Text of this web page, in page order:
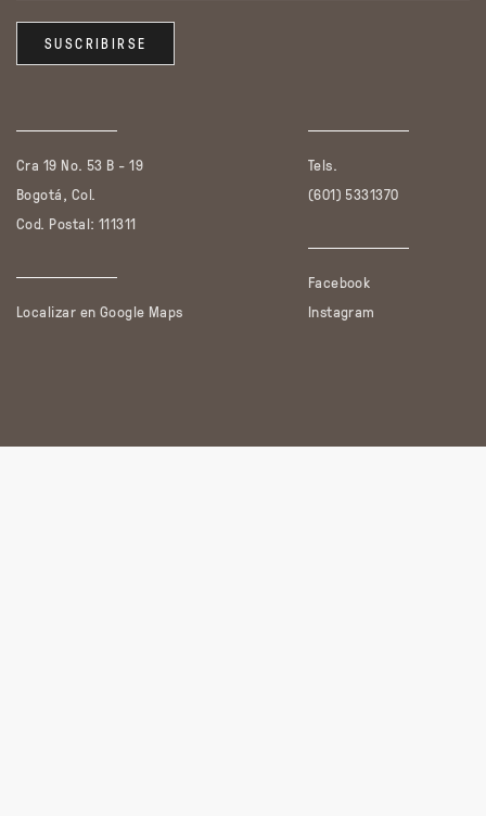
Cra 19 No. 53 B - 19
Bogotá, Col.
Cod. Postal: 111311
Localizar en Google Maps
Tels.
(601) 5331370
Facebook
Instagram